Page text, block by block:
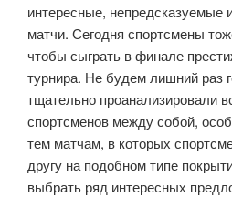
интересные, непредсказуемые
матчи. Сегодня спортсмены
чтобы сыграть в финале
турнира. Не будем лишний раз
тщательно проанализировали
спортсменов между собой,
тем матчам, в которых
другу на подобном типе
выбрать ряд интересных